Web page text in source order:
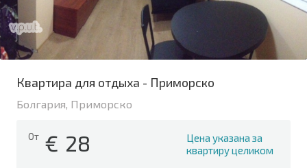
Квартира для отдыха - Приморско
Болгария, Приморско
От € 28
Цена указана за
квартиру целиком